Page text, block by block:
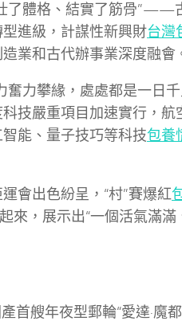
了體格、結實了筋骨”——
進級，計謀性新興財台灣
業和古代辦事業深度融會
奮力攀緣，處處都是一
技嚴重項目加速實行，
能、量子技巧等科技包養
會出色紛呈，“村”賽爆紅
來，展示出“一個活氣滿
首艘年夜型郵輪“愛達·魔